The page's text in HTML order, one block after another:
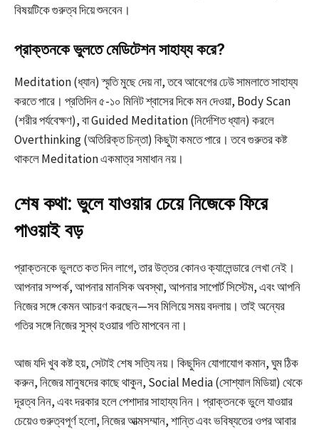
বিষয়টিকে গুরুত্ব দিয়ে শুনবেন।
প্রাক্তনকে ভুলতে মেডিটেশন সাহায্য করে?
Meditation (ধ্যান) স্মৃতি মুছে দেয় না, তবে আবেগের ঢেউ সামলাতে সাহায্য
করতে পারে। প্রতিদিন ৫-১০ মিনিট শ্বাসের দিকে মন দেওয়া, Body Scan
(শরীর পর্যবেক্ষণ), বা Guided Meditation (নির্দেশিত ধ্যান) করলে
Overthinking (অতিরিক্ত চিন্তা) কিছুটা কমতে পারে। তবে গুরুতর কষ্ট
থাকলে Meditation একমাত্র সমাধান নয়।
শেষ কথা: ভুলে যাওয়ার চেয়ে নিজেকে ফিরে
পাওয়াই বড়
প্রাক্তনকে ভুলতে কত দিন লাগে, তার উত্তর কোনও ক্যালেন্ডারে লেখা নেই।
আপনার সম্পর্ক, আপনার মানসিক অবস্থা, আপনার সাপোর্ট সিস্টেম, এবং আপনি
নিজের সঙ্গে কেমন আচরণ করছেন—সব মিলিয়ে সময় বদলায়। তাই অন্যের
গতির সঙ্গে নিজের সুস্থ হওয়ার গতি মাপবেন না।
আজ যদি খুব কষ্ট হয়, সেটাই শেষ সত্যি নয়। কিছুদিন যোগাযোগ কমান, ঘুম ঠিক
করুন, নিজের মানুষদের কাছে থাকুন, Social Media (সোশ্যাল মিডিয়া) থেকে
দূরত্ব নিন, এবং দরকার হলে পেশাদার সাহায্য নিন। প্রাক্তনকে ভুলে যাওয়ার
চেয়েও গুরুত্বপূর্ণ হলো, নিজের আত্মসম্মান, শান্তি এবং ভবিষ্যতের ওপর আবার